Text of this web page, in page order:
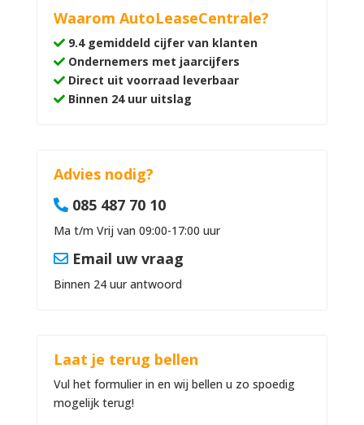
Waarom AutoLeaseCentrale?
9.4 gemiddeld cijfer van klanten
Ondernemers met jaarcijfers
Direct uit voorraad leverbaar
Binnen 24 uur uitslag
Advies nodig?
085 487 70 10
Ma t/m Vrij van 09:00-17:00 uur
Email uw vraag
Binnen 24 uur antwoord
Laat je terug bellen
Vul het formulier in en wij bellen u zo spoedig
mogelijk terug!